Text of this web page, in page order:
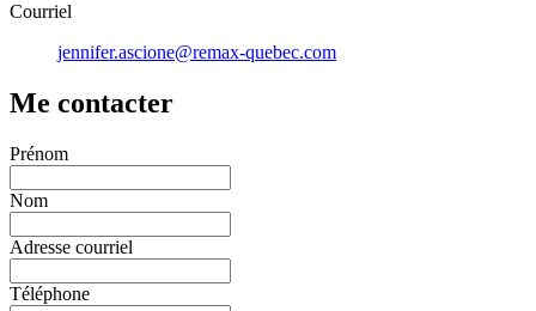
Courriel
jennifer.ascione@remax-quebec.com
Me contacter
Prénom
Nom
Adresse courriel
Téléphone